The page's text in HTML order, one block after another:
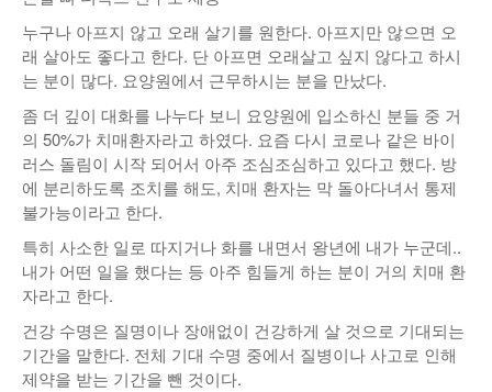
골프
누구나 아프지 않고 오래 살기를 원한다. 아프지만 않으면 오
래 살아도 좋다고 한다. 단 아프면 오래살고 싶지 않다고 하시
는 분이 많다. 요양원에서 근무하시는 분을 만났다.
좀 더 깊이 대화를 나누다 보니 요양원에 입소하신 분들 중 거
의 50%가 치매환자라고 하였다. 요즘 다시 코로나 같은 바이
러스 돌림이 시작 되어서 아주 조심조심하고 있다고 했다. 방
에 분리하도록 조치를 해도, 치매 환자는 막 돌아다녀서 통제
불가능이라고 한다.
특히 사소한 일로 따지거나 화를 내면서 왕년에 내가 누군데..
내가 어떤 일을 했다는 등 아주 힘들게 하는 분이 거의 치매 환
자라고 한다.
건강 수명은 질명이나 장애없이 건강하게 살 것으로 기대되는
기간을 말한다. 전체 기대 수명 중에서 질병이나 사고로 인해
제약을 받는 기간을 뺀 것이다.